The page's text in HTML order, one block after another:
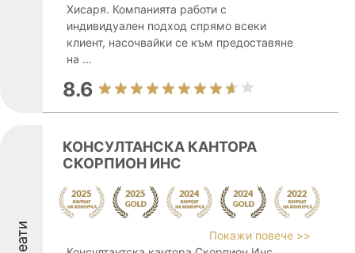
Хисаря. Компанията работи с
индивидуален подход спрямо всеки
клиент, насочвайки се към предоставяне
на ...
8.6
КОНСУЛТАНСКА КАНТОРА
СКОРПИОН ИНС
Покажи повече >>